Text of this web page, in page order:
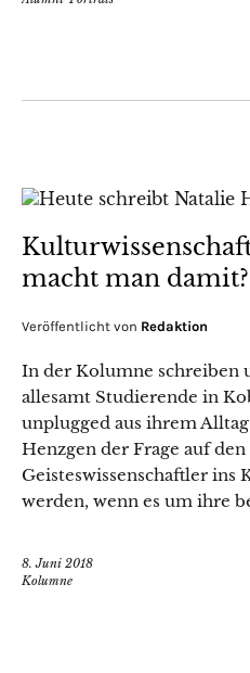
macht man damit?
Veröffentlicht von Redaktion
In der Kolumne schreiben
allesamt Studierende in
unplugged aus ihrem
Henzgen der Frage auf
Geisteswissenschaftler
werden, wenn es um ihre
8. Juni 2018
Kolumne